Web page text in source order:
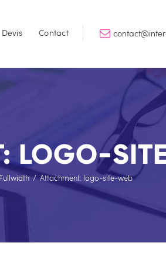
Devis Contact
LOGO-
Attachment: logo-site-web